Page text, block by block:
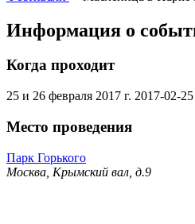
Информация о
Когда проходит
25 и 26 февраля 2017 г. 2017-02-25
Место проведения
Парк Горького
Москва, Крымский вал, д.9